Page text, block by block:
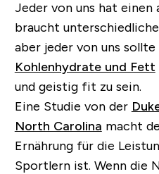
Jeder von uns hat einen
braucht
aber jeder von uns
Kohlenhydrate und Fett
und geistig fit zu sein.
Eine Studie von der
North Carolina macht
Ernährung für die
Sportlern ist. Wenn die